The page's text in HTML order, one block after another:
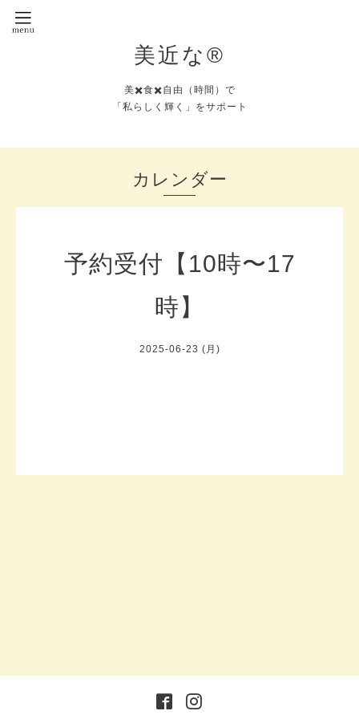
美近な®︎
美✖️食✖️自由（時間）で
「私らしく輝く」をサポート
カレンダー
予約受付【10時〜17
時】
2025-06-23 (月)